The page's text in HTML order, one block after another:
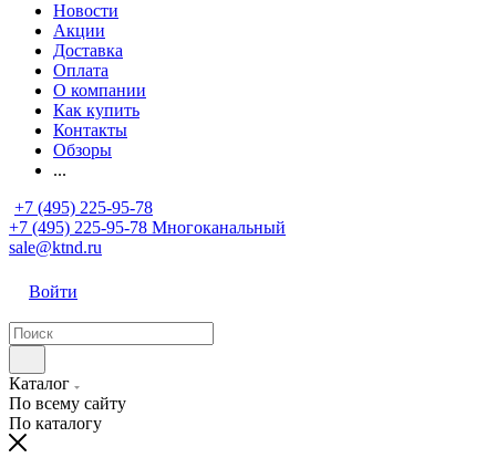
Новости
Акции
Доставка
Оплата
О компании
Как купить
Контакты
Обзоры
...
+7 (495) 225-95-78
+7 (495) 225-95-78 Многоканальный
sale@ktnd.ru
Войти
Каталог
По всему сайту
По каталогу